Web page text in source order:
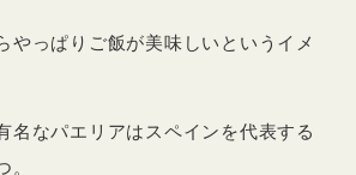
やっぱりご飯が美味しいというイメ
名なパエリアはスペインを代表する